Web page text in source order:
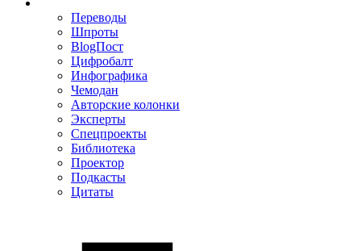
Переводы
Шпроты
BlogПост
Цифробалт
Инфографика
Чемодан
Авторские колонки
Эксперты
Спецпроекты
Библиотека
Проектор
Подкасты
Цитаты